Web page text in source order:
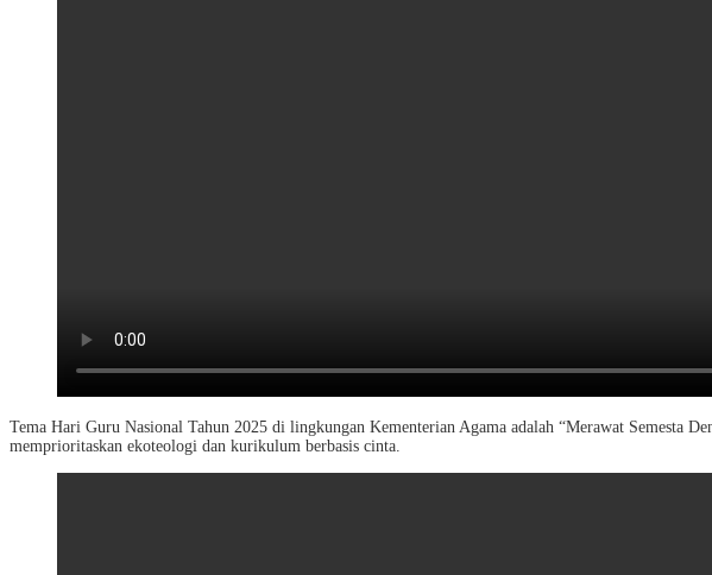
Tema Hari Guru Nasional Tahun 2025 di lingkungan Kementerian Agama adalah “Merawat Semesta
memprioritaskan ekoteologi dan kurikulum berbasis cinta.